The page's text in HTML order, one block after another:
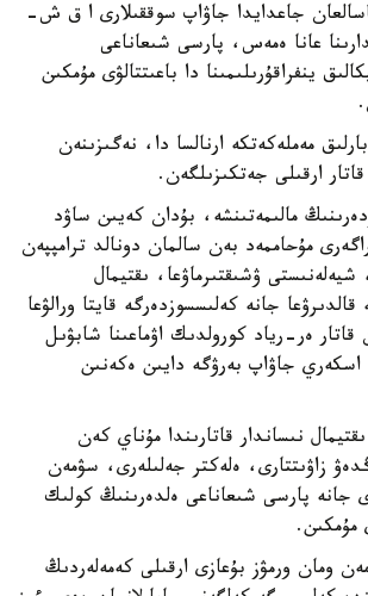
جاعدايدا جاۋاپ سوققىلارى ا ق ش-
عانا ەمەس، پارسى شىعاناعى
ينفراقۇرىلىمىنا دا باعىتتالۋى مۇمكىن
مەملەكەتكە ارنالسا دا، نەگىزىنەن
ارقىلى جەتكىزىلگەن.
مالىمەتىنشە، بۇدان كەيىن ساۋد
مۇحاممەد بەن سالمان دونالد ترامپپەن
ۋشىقتىرماۋعا، ىقتيمال
جانە كەلىسسوزدەرگە قايتا ورالۋعا
ەر-رياد كورولدىك اۋماعىنا شابۋىل
اسكەري جاۋاپ بەرۋگە دايىن ەكەنىن
نىساندار قاتارىندا مۇناي كەن
زاۋىتتارى، ەلەكتر جەلىلەرى، سۋمەن
جانە پارسى شىعاناعى ەلدەرىنىڭ كولىك
مۇمكىن.
ومان ورمۋز بۇعازى ارقىلى كەمەلەردىڭ